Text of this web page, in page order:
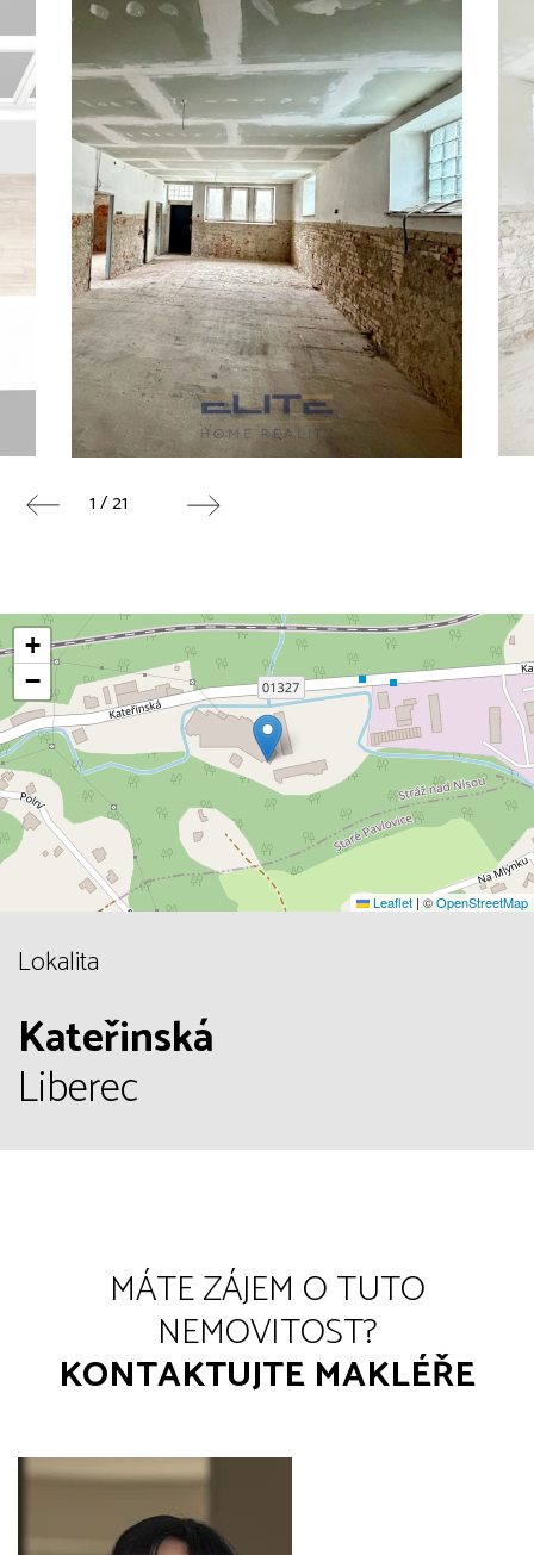
1 / 21
+
−
Leaflet | ©OpenStreetMap
Lokalita
Kateřinská
Liberec
MÁTE ZÁJEM O TUTO
NEMOVITOST?
KONTAKTUJTE MAKLÉŘE